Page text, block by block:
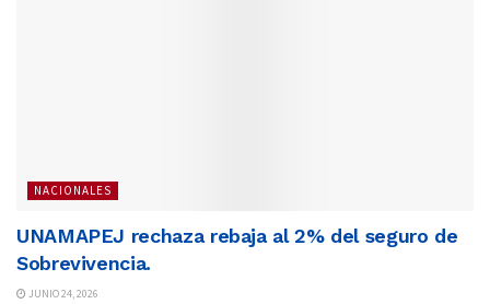
NACIONALES
UNAMAPEJ rechaza rebaja al 2% del seguro de
Sobrevivencia.
JUNIO 24, 2026